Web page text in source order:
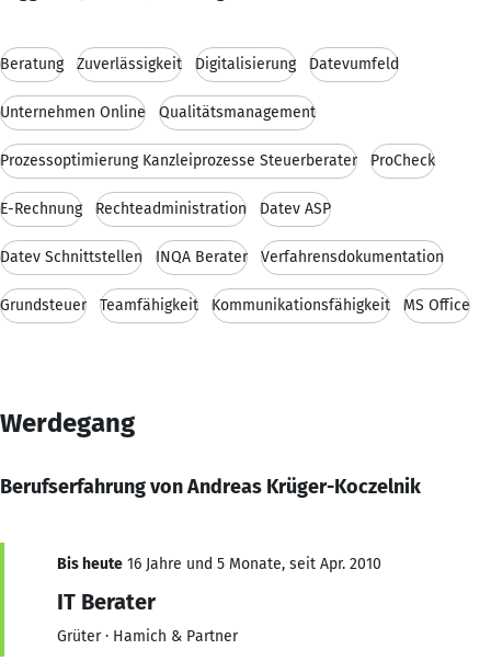
Beratung Zuverlässigkeit Digitalisierung Datevumfeld
Unternehmen Online Qualitätsmanagement
Prozessoptimierung Kanzleiprozesse Steuerberater ProCheck
E-Rechnung Rechteadministration Datev ASP
Datev Schnittstellen INQA Berater Verfahrensdokumentation
Grundsteuer Teamfähigkeit Kommunikationsfähigkeit MS Office
Werdegang
Berufserfahrung von Andreas Krüger-Koczelnik
Bis heute 16 Jahre und 5 Monate, seit Apr. 2010
IT Berater
Grüter · Hamich & Partner